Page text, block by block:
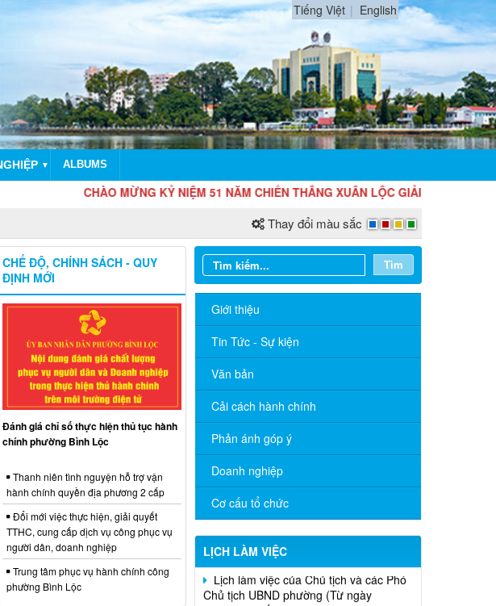
Tiếng Việt English
▼ ALBUMS
CHÀO MỪNG KỶ NIỆM 51 NĂM CHIẾN THẮNG XUÂN LỘC GIẢI PHÓNG LONG
Thay đổi màu sắc
Tìm
Giới thiệu
Tin Tức - Sự kiện
Văn bản
Cải cách hành chính
Phản ánh góp ý
Doanh nghiệp
Cơ cấu tổ chức
LỊCH LÀM VIỆC
Lịch làm việc của Chủ tịch và các Phó
Chủ tịch UBND phường (Từ ngày
03/8/2026 đến ngày 07/8/2026)
Lịch làm việc của Chủ tịch và các Phó
Chủ tịch UBND phường (Từ ngày
27/7/2026 đến ngày 31/7/2026)
Lịch làm việc của Chủ tịch và các Phó
Chủ tịch UBND phường (Từ ngày
20/7/2026 đến ngày 26/7/2026)
CHẾ ĐỘ, CHÍNH SÁCH - QUY
ĐỊNH MỚI
Đánh giá chỉ số thực hiện thủ tục hành
chính phường Bình Lộc
Thanh niên tình nguyện hỗ trợ vận
hành chính quyền địa phương 2 cấp
Đổi mới việc thực hiện, giải quyết
TTHC, cung cấp dịch vụ công phục vụ
người dân, doanh nghiệp
Trung tâm phục vụ hành chính công
phường Bình Lộc